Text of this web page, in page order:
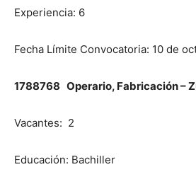
Experiencia: 6
Fecha Límite Convocatoria: 10 de
1788768 Operario, Fabricación –
Vacantes: 2
Educación: Bachiller